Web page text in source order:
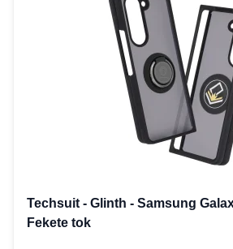
Techsuit - Glinth - Samsung
Fekete tok